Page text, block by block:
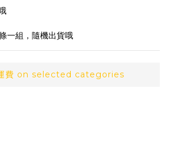
一組，隨機出貨哦
費 on selected categories